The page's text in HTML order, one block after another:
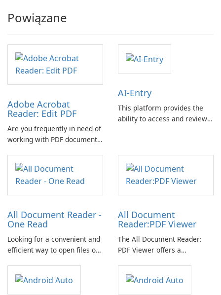
Powiązane
Adobe Acrobat
Reader: Edit PDF
Are you frequently in need of
working with PDF documents
further than the Adobe
Acrobat Reader mobile app.
AI-Entry
This platform provides the
ability to access and review
management and oversight.
All Document Reader -
One Read
Looking for a convenient and
efficient way to open files of
Document Reader.
All Document
Reader:PDF Viewer
The All Document Reader:
PDF Viewer offers a
office documents within a